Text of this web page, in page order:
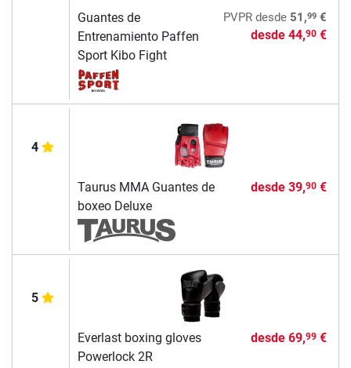
Guantes de
Entrenamiento Paffen
Sport Kibo Fight
PVPRdesde 51,99€
desde 44,90€
4
Taurus MMA Guantes de
boxeo Deluxe
desde 39,90€
5
Everlast boxing gloves
Powerlock 2R
desde 69,99€